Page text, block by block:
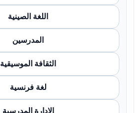
اللغة الصينية
المدرسين
الثقافة الموسيقية
لغة فرنسية
الإدارة المدرسية